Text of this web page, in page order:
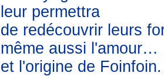
leur permettra
de redécouvrir leurs
même aussi l'amour…
et l'origine de